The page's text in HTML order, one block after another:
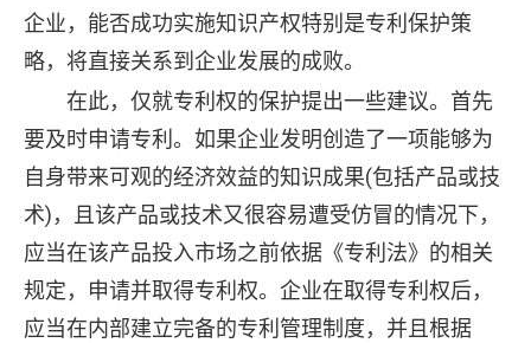
企业，能否成功实施知识产权特别是专利保护策
略，将直接关系到企业发展的成败。
在此，仅就专利权的保护提出一些建议。首先
要及时申请专利。如果企业发明创造了一项能够为
自身带来可观的经济效益的知识成果(包括产品或技
术)，且该产品或技术又很容易遭受仿冒的情况下，
应当在该产品投入市场之前依据《专利法》的相关
规定，申请并取得专利权。企业在取得专利权后，
应当在内部建立完备的专利管理制度，并且根据